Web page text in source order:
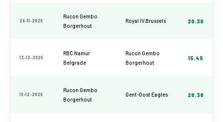
28-11-2026
Rucon Gembo
Borgerhout
Royal IV Brussels 20.30
13-12-2026
RBC Namur
Belgrade
Rucon Gembo
Borgerhout
15.45
19-12-2026
Rucon Gembo
Borgerhout
Gent-Oost Eagles 20.30